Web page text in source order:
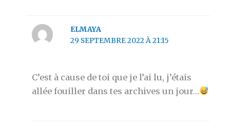
ELMAYA
29 SEPTEMBRE 2022 À 21:15
C’est à cause de toi que je l’ai lu, j’étais
allée fouiller dans tes archives un jour…